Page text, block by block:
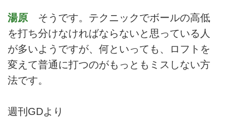
湯原 そうです。テクニックでボールの高低
を打ち分けなければならないと思っている人
が多いようですが、何といっても、ロフトを
変えて普通に打つのがもっともミスしない方
法です。
週刊GDより